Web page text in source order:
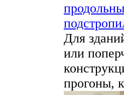
Для
или
прогоны,